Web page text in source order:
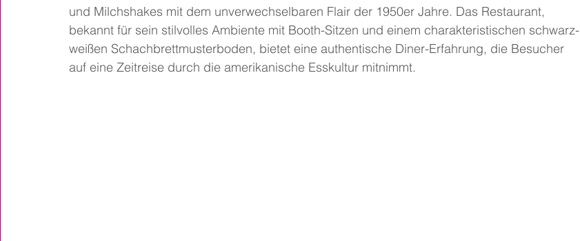
und Milchshakes mit dem unverwechselbaren Flair der 1950er Jahre. Das Restaurant,
bekannt für sein stilvolles Ambiente mit Booth-Sitzen und einem charakteristischen schwarz-
weißen Schachbrettmusterboden, bietet eine authentische Diner-Erfahrung, die Besucher
auf eine Zeitreise durch die amerikanische Esskultur mitnimmt.